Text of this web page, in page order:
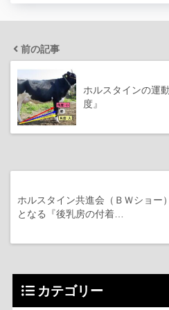
前の記事
ホルスタインの運
度』
ホルスタイン共進会（ＢＷショー
となる『後乳房の付着…
カテゴリー